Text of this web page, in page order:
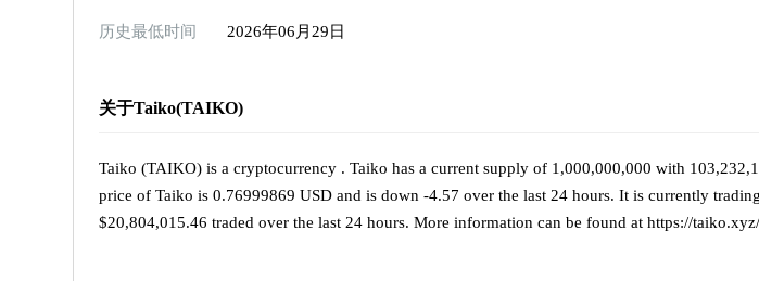
历史最低时间 2026年06月29日
关于Taiko(TAIKO)
Taiko (TAIKO) is a cryptocurrency . Taiko has a current supply of 1,000,000,000 with
price of Taiko is 0.76999869 USD and is down -4.57 over the last 24 hours. It is currently
$20,804,015.46 traded over the last 24 hours. More information can be found at https://